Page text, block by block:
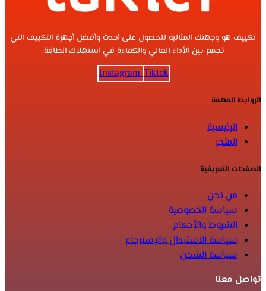
تكييف هو وجهتك المثالية للحصول على أحدث وأفضل أجهزة التكييف التي
تجمع بين الأداء العالي والكفاءة في استهلاك الطاقة.
Instagram Tiktok
الروابط المهمة
الرئيسية
المتجر
الصفحات التعريفية
من نحن
سياسة الخصوصية
الشروط والأحكام
سياسة الاستبدال والإسترجاع
سياسة الشحن
تواصل معنا